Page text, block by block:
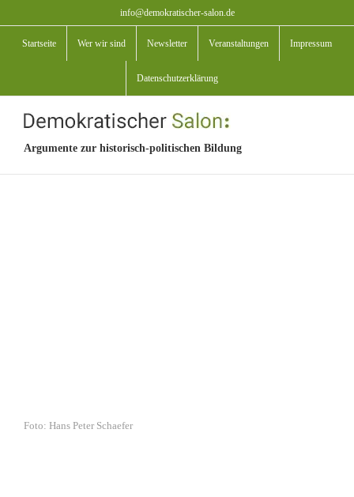
Inhalt
springen
info@demokratischer-salon.de
Startseite Wer wir sind Newsletter Veranstaltungen Impressum
Datenschutzerklärung
Argumente zur historisch-politischen Bildung
Foto: Hans Peter Schaefer